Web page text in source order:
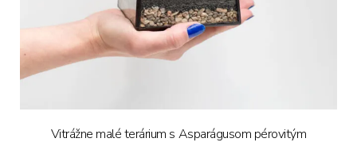
Vitrážne malé terárium s Asparágusom pérovitým